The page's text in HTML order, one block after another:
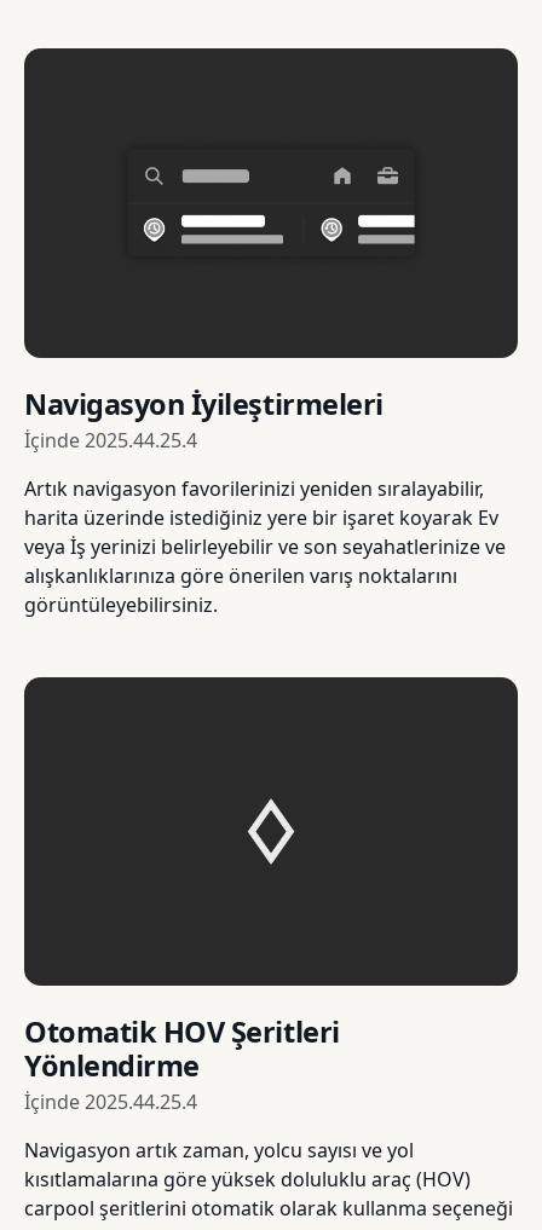
Navigasyon İyileştirmeleri
İçinde2025.44.25.4
Artık navigasyon favorilerinizi yeniden sıralayabilir,
harita üzerinde istediğiniz yere bir işaret koyarak Ev
veya İş yerinizi belirleyebilir ve son seyahatlerinize ve
alışkanlıklarınıza göre önerilen varış noktalarını
görüntüleyebilirsiniz.
Otomatik HOV Şeritleri
Yönlendirme
İçinde2025.44.25.4
Navigasyon artık zaman, yolcu sayısı ve yol
kısıtlamalarına göre yüksek doluluklu araç (HOV)
carpool şeritlerini otomatik olarak kullanma seçeneği